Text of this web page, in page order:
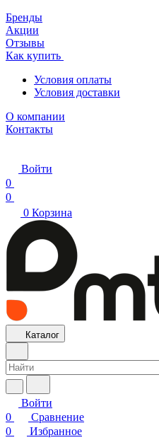
Бренды
Акции
Отзывы
Как купить
Условия оплаты
Условия доставки
О компании
Контакты
Войти
0
0
0 Корзина
Каталог
Войти
0
Сравнение
0
Избранное